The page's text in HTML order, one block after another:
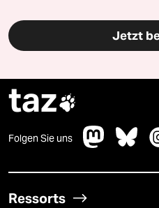
Jetzt
taz
Folgen Sie uns
Ressorts